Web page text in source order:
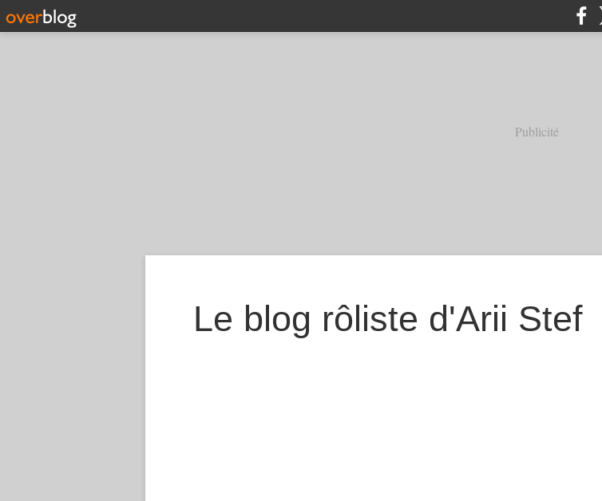
Publicité
Le blog rôliste d'Arii Stef